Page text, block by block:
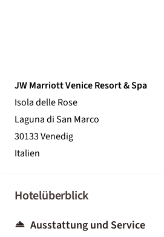
JW Marriott Venice Resort & Spa
Isola delle Rose
Laguna di San Marco
30133 Venedig
Italien
Hotelüberblick
Ausstattung und Service